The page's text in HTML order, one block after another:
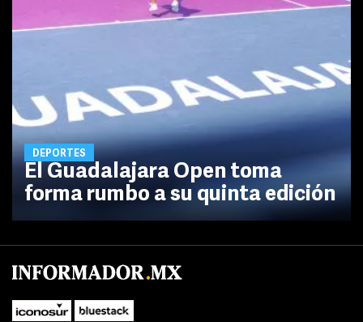
DEPORTES
El Guadalajara Open toma
forma rumbo a su quinta edición